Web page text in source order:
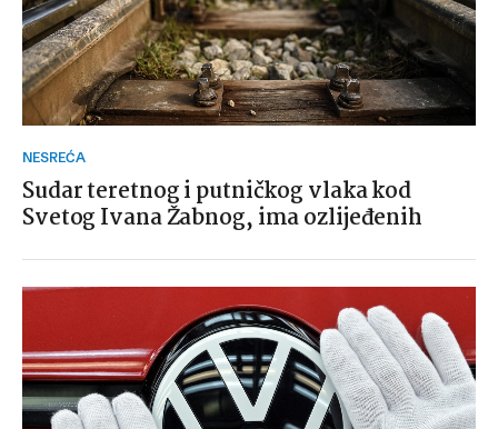
NESREĆA
Sudar teretnog i putničkog vlaka kod
Svetog Ivana Žabnog, ima ozlijeđenih